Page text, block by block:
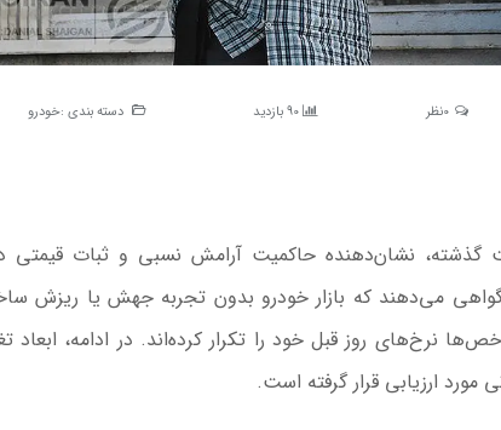
0نظر 90 بازدید دسته بندی :خودرو
معاملات در بازار خودروی تهران طی ۲۴ ساعت گذشته، نشان‌دهنده حاکمیت آرامش نسبی و ثبات
می‌دهند که بازار خودرو بدون تجربه جهش یا ریزش
روز قبل خود را تکرار کرده‌اند. در ادامه، ابعاد
ارزیابی قرار گرفته است.
شتاب سرمایه‌گذاری جهانی
تضمین می‌شود